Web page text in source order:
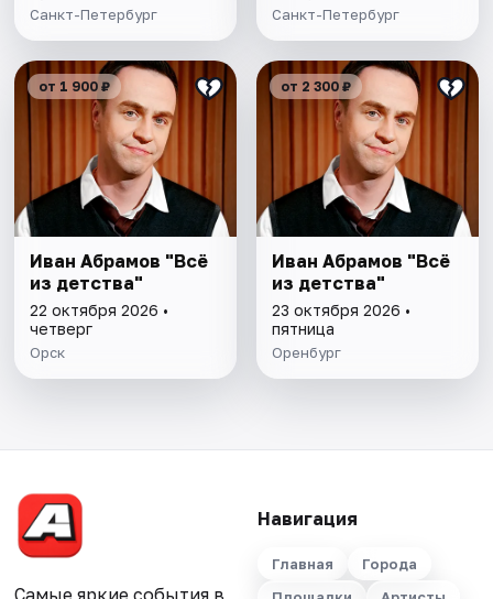
Санкт-Петербург Санкт-Петербург
от 1 900 ₽
Иван Абрамов "Всё
из детства"
22 октября 2026 •
четверг
Орск
от 2 300 ₽
Иван Абрамов "Всё
из детства"
23 октября 2026 •
пятница
Оренбург
Навигация
Главная
Города